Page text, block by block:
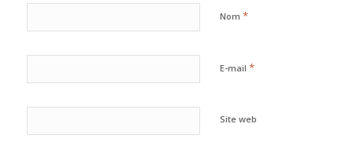
Nom *
E-mail *
Site web